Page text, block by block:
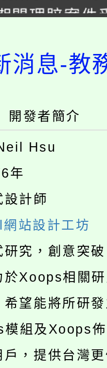
間理賠案件
學年度第
師甄選結果(
保險知識
學年度學生
新住民語歌
學年度第
學年度第
師甄選結果(
化大學推廣
溝通分析基
生輔導中心
名參加。
教案入校路
教育專業人
間理賠案件
查程序及
才培育課程
學年度第
師甄選結果(
保險知識
學年度學生
消息-教
開發者簡介
Hsu
年
設計師
站設計工坊
研究，創意突
於Xoops相關
希望能將所研
組及Xoops
戶，提供台灣